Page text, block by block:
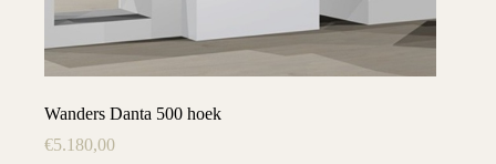
Wanders Danta 500 hoek
€5.180,00